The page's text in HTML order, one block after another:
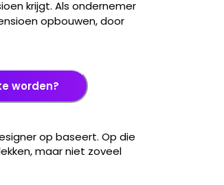
krijgt. Als ondernemer
opbouwen, door
worden?
op baseert. Op die
maar niet zoveel